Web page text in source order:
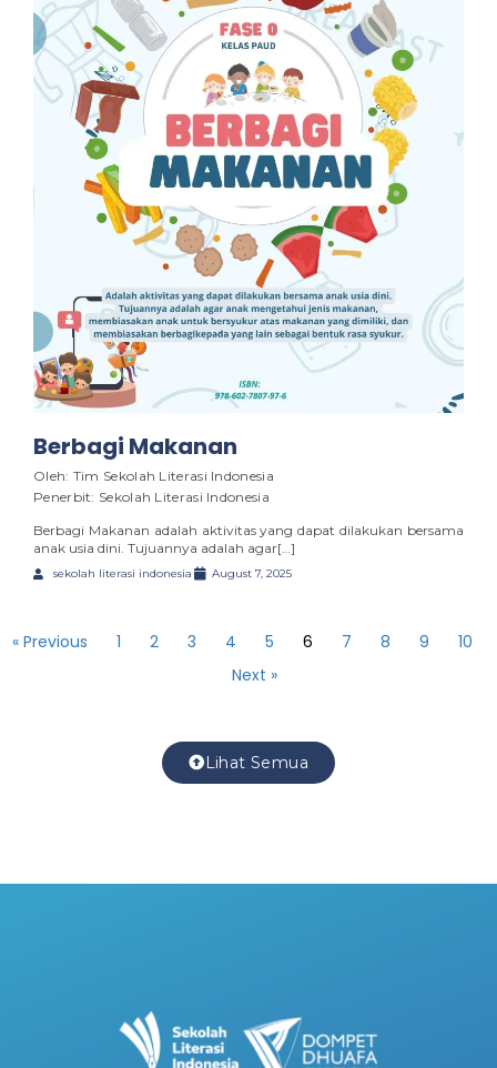
Berbagi Makanan
Oleh: Tim Sekolah Literasi Indonesia
Penerbit: Sekolah Literasi Indonesia
Berbagi Makanan adalah aktivitas yang dapat dilakukan bersama
anak usia dini. Tujuannya adalah agar[…]
sekolah literasi indonesia August 7, 2025
« Previous 1 2 3 4 5 6 7 8 9
10
Next »
Lihat Semua